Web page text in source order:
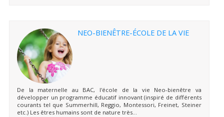
NEO-BIENÊTRE-ÉCOLE DE LA VIE
De la maternelle au BAC, l'école de la vie Neo-bienêtre va
développer un programme éducatif innovant (inspiré de différents
courants tel que Summerhill, Reggio, Montessori, Freinet, Steiner
etc.) Les êtres humains sont de nature très...